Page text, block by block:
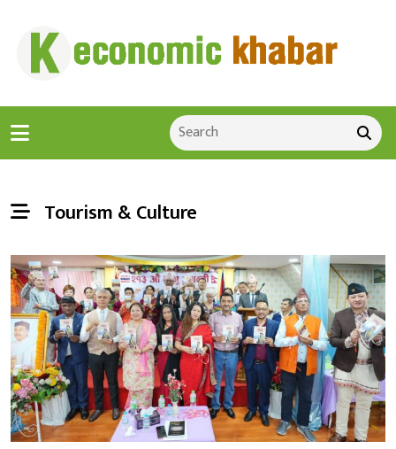
Tourism & Culture